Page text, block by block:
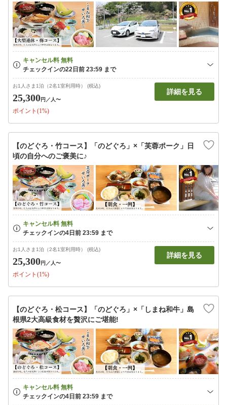
お1人さま1泊（2名1室利用時） (税込)
25,300円 ／人〜
ポイント(1%)
詳細を見る
【のどぐろ・竹コース】「のどぐろ」×「芙蓉ポーク」日
頃の自分へのご褒美に♪
お1人さま1泊（2名1室利用時） (税込)
25,300円 ／人〜
ポイント(1%)
詳細を見る
【のどぐろ・松コース】「のどぐろ」×「しまね和牛」島
根県2大高級食材を贅沢にご堪能!